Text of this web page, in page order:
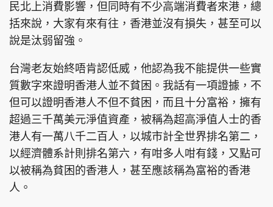
民北上消費影響，但同時有不少高端消費者來港，總
括來說，大家有來有往，香港並沒有損失，甚至可以
說是汰弱留強。
台灣老友始終唔肯認低威，他認為我不能提供一些實
質數字來證明香港人並不貧困。我話有一項證據，不
但可以證明香港人不但不貧困，而且十分富裕，擁有
超過三千萬美元淨值資產，被稱為超高淨值人士的香
港人有一萬八千二百人，以城市計全世界排名第二，
以經濟體系計則排名第六，有咁多人咁有錢，又點可
以被稱為貧困的香港人，甚至應該稱為富裕的香港
人。